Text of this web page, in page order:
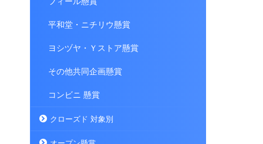
平和堂・ニチリウ懸賞
ヨシヅヤ・Ｙストア懸賞
その他共同企画懸賞
コンビニ 懸賞
クローズド 対象別